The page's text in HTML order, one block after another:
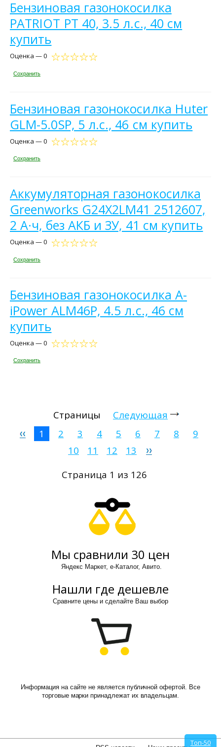
Бензиновая газонокосилка
PATRIOT PT 40, 3.5 л.с., 40 см
купить
Оценка — 0
Сохранить
Бензиновая газонокосилка Huter
GLM-5.0SP, 5 л.с., 46 см купить
Оценка — 0
Сохранить
Аккумуляторная газонокосилка
Greenworks G24X2LM41 2512607,
2 А·ч, без АКБ и ЗУ, 41 см купить
Оценка — 0
Сохранить
Бензиновая газонокосилка A-
iPower ALM46P, 4.5 л.с., 46 см
купить
Оценка — 0
Сохранить
Страницы
Следующая
1
2 3 4 5 6 7 8
9
10
11 12
13
Страница 1 из 126
Мы сравнили 30 цен
Яндекс Маркет, е-Каталог, Авито.
Нашли где дешевле
Сравните цены и сделайте Ваш выбор
Информация на сайте не является публичной офертой. Все
торговые марки принадлежат их владельцам.
Топ-50